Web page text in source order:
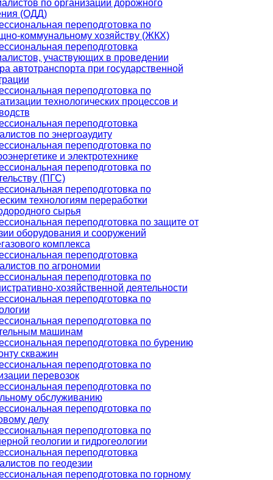
по организации дорожного
(ОДД)
переподготовка по
коммунальному хозяйству (ЖКХ)
переподготовка
участвующих в проведении
автотранспорта при государственной
переподготовка по
технологических процессов и
переподготовка
по энергоаудиту
переподготовка по
и электротехнике
переподготовка по
(ПГС)
переподготовка по
технологиям переработки
сырья
переподготовка по защите от
оборудования и сооружений
комплекса
переподготовка
по агрономии
переподготовка по
хозяйственной деятельности
переподготовка по
переподготовка по
машинам
переподготовка по бурению
скважин
переподготовка по
перевозок
переподготовка по
обслуживанию
переподготовка по
делу
переподготовка по
геологии и гидрогеологии
переподготовка
по геодезии
переподготовка по горному